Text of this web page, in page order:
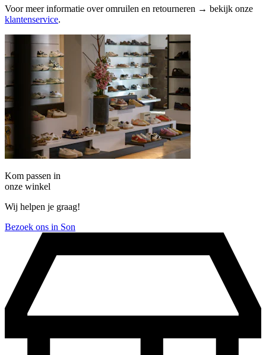
Voor meer informatie over omruilen en retourneren → bekijk onze
klantenservice.
Kom passen in
onze winkel
Wij helpen je graag!
Bezoek ons in Son